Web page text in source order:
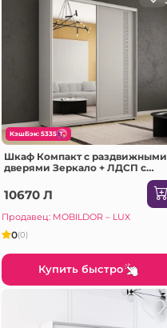
КэшБэк: 5335
Шкаф Компакт с раздвижными
дверями Зеркало + ЛДСП с
(190x45x230H см) Серый
10670 Л
Продавец: MOBILDOR – LUX
0(0)
Купить быстро